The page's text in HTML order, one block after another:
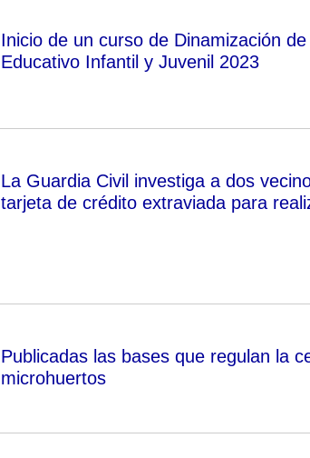
Inicio de un curso de Dinamización
Educativo Infantil y Juvenil 2023
La Guardia Civil investiga a dos
tarjeta de crédito extraviada para
Publicadas las bases que regulan la
microhuertos